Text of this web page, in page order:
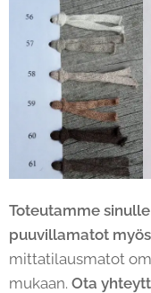
Toteutamme
puuvillamatot
mittatilausmatot
mukaan. Ota